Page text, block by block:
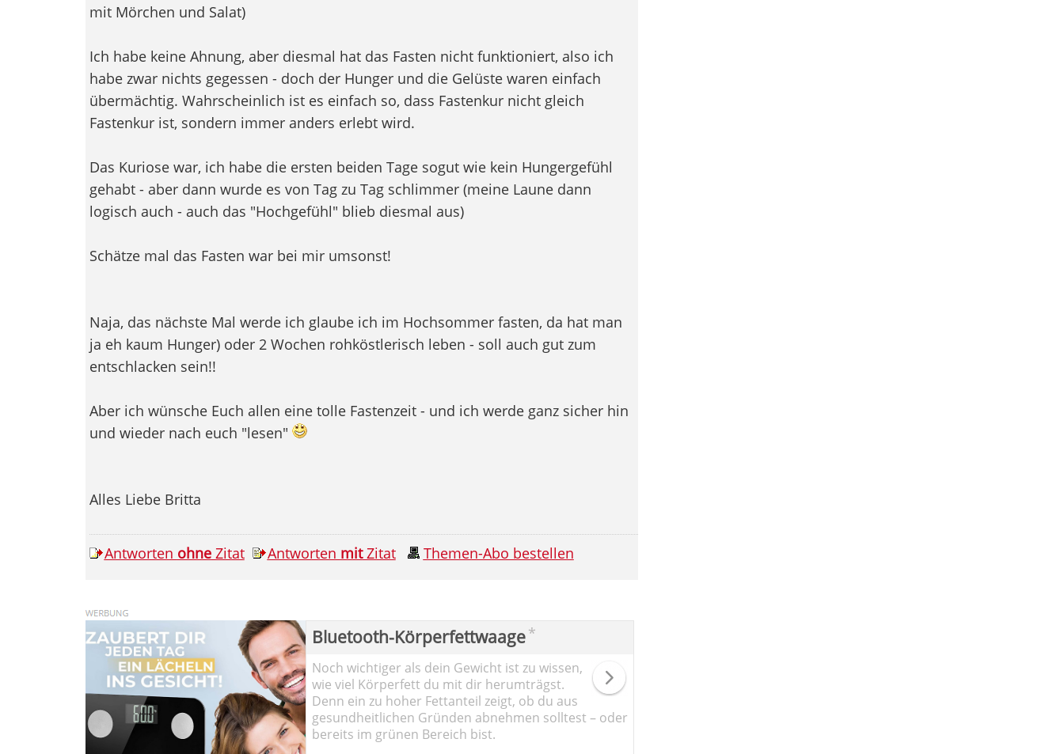
mit Mörchen und Salat)
Ich habe keine Ahnung, aber diesmal hat das Fasten nicht funktioniert, also ich
habe zwar nichts gegessen - doch der Hunger und die Gelüste waren einfach
übermächtig. Wahrscheinlich ist es einfach so, dass Fastenkur nicht gleich
Fastenkur ist, sondern immer anders erlebt wird.
Das Kuriose war, ich habe die ersten beiden Tage sogut wie kein Hungergefühl
gehabt - aber dann wurde es von Tag zu Tag schlimmer (meine Laune dann
logisch auch - auch das "Hochgefühl" blieb diesmal aus)
Schätze mal das Fasten war bei mir umsonst!
Naja, das nächste Mal werde ich glaube ich im Hochsommer fasten, da hat man
ja eh kaum Hunger) oder 2 Wochen rohköstlerisch leben - soll auch gut zum
entschlacken sein!!
Aber ich wünsche Euch allen eine tolle Fastenzeit - und ich werde ganz sicher hin
und wieder nach euch "lesen"
Alles Liebe Britta
Antworten ohneZitat Antworten mitZitat Themen-Abo bestellen
Bluetooth-Körperfettwaage*
Noch wichtiger als dein Gewicht ist zu wissen,
wie viel Körperfett du mit dir herumträgst.
Denn ein zu hoher Fettanteil zeigt, ob du aus
gesundheitlichen Gründen abnehmen solltest – oder
bereits im grünen Bereich bist.